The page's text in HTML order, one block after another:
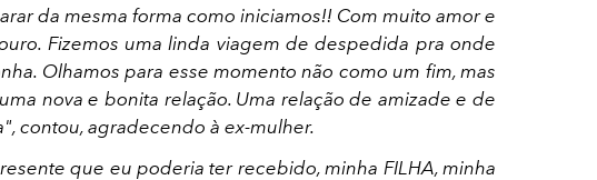
da mesma forma como iniciamos!! Com muito amor e
Fizemos uma linda viagem de despedida pra onde
Olhamos para esse momento não como um fim, mas
nova e bonita relação. Uma relação de amizade e de
contou, agradecendo à ex-mulher.
que eu poderia ter recebido, minha FILHA, minha